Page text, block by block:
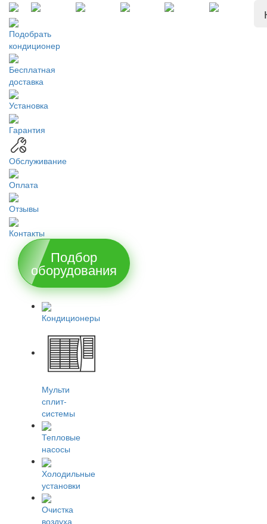
Подобрать
кондиционер
Бесплатная
доставка
Установка
Гарантия
Обслуживание
Оплата
Отзывы
Контакты
Подбор
оборудования
Кондиционеры
Мульти
сплит-
системы
Тепловые
насосы
Холодильные
установки
Очистка
воздуха